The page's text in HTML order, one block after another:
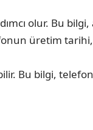
olur. Bu
üretim tarihi,
Bu bilgi,